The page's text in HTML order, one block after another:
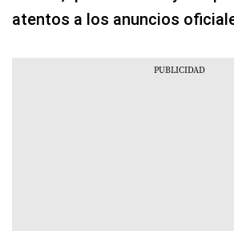
atentos a los anuncios